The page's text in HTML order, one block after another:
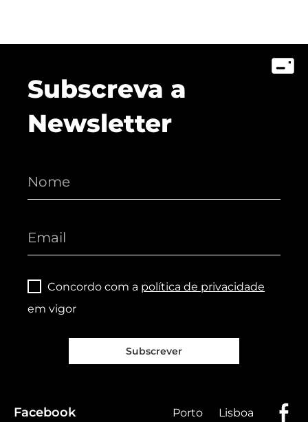
Subscreva a
Newsletter
Concordo com a política de privacidade
em vigor
Subscrever
Facebook Porto Lisboa